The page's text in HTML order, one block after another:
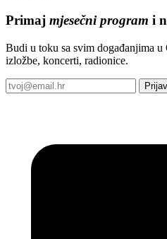
Primaj mjesečni program i
Budi u toku sa svim događanjima
izložbe, koncerti, radionice.